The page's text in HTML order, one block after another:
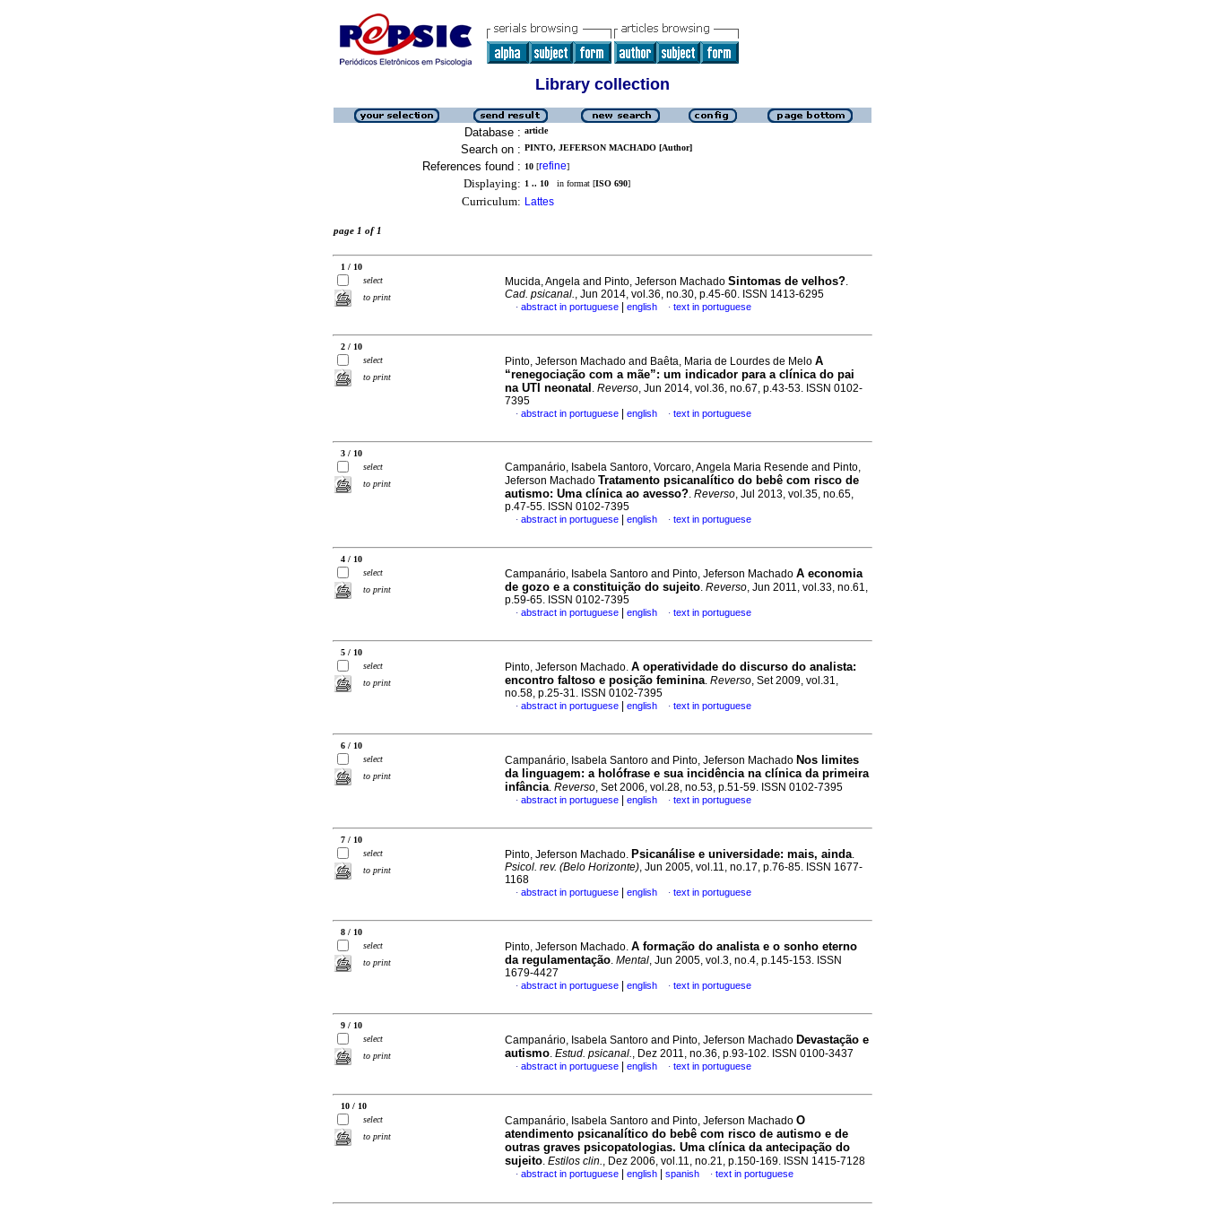
Library collection
Database : article
Search on : PINTO, JEFERSON MACHADO [Author]
References found : 10 [refine]
Displaying: 1 .. 10 in format [ISO 690]
Curriculum: Lattes
page 1 of 1
1 / 10
select
to print
Mucida, Angela and Pinto, Jeferson Machado Sintomas de velhos?.
Cad. psicanal., Jun 2014, vol.36, no.30, p.45-60. ISSN 1413-6295
· abstract in portuguese english · text in portuguese
2 / 10
select
to print
Pinto, Jeferson Machado and Baêta, Maria de Lourdes de Melo A
“renegociação com a mãe”: um indicador para a clínica do pai
na UTI neonatal . Reverso, Jun 2014, vol.36, no.67, p.43-53. ISSN 0102-
7395
· abstract in portuguese english · text in portuguese
3 / 10
select
to print
Campanário, Isabela Santoro, Vorcaro, Angela Maria Resende and Pinto,
Jeferson Machado Tratamento psicanalítico do bebê com risco de
autismo: Uma clínica ao avesso?. Reverso, Jul 2013, vol.35, no.65,
p.47-55. ISSN 0102-7395
· abstract in portuguese english · text in portuguese
4 / 10
select
to print
Campanário, Isabela Santoro and Pinto, Jeferson Machado A economia
de gozo e a constituição do sujeito. Reverso, Jun 2011, vol.33, no.61,
p.59-65. ISSN 0102-7395
· abstract in portuguese english · text in portuguese
5 / 10
select
to print
Pinto, Jeferson Machado. A operatividade do discurso do analista:
encontro faltoso e posição feminina. Reverso, Set 2009, vol.31,
no.58, p.25-31. ISSN 0102-7395
· abstract in portuguese english · text in portuguese
6 / 10
select
to print
Campanário, Isabela Santoro and Pinto, Jeferson Machado Nos limites
da linguagem: a holófrase e sua incidência na clínica da primeira
infância. Reverso, Set 2006, vol.28, no.53, p.51-59. ISSN 0102-7395
· abstract in portuguese english · text in portuguese
7 / 10
select
to print
Pinto, Jeferson Machado. Psicanálise e universidade: mais, ainda.
Psicol. rev. (Belo Horizonte), Jun 2005, vol.11, no.17, p.76-85. ISSN 1677-
1168
· abstract in portuguese english · text in portuguese
8 / 10
select
to print
Pinto, Jeferson Machado. A formação do analista e o sonho eterno
da regulamentação. Mental, Jun 2005, vol.3, no.4, p.145-153. ISSN
1679-4427
· abstract in portuguese english · text in portuguese
9 / 10
select
to print
Campanário, Isabela Santoro and Pinto, Jeferson Machado Devastação e
autismo. Estud. psicanal., Dez 2011, no.36, p.93-102. ISSN 0100-3437
· abstract in portuguese english · text in portuguese
10 / 10
select
to print
Campanário, Isabela Santoro and Pinto, Jeferson Machado O
atendimento psicanalítico do bebê com risco de autismo e de
outras graves psicopatologias. Uma clínica da antecipação do
sujeito. Estilos clin., Dez 2006, vol.11, no.21, p.150-169. ISSN 1415-7128
· abstract in portuguese english spanish · text in portuguese